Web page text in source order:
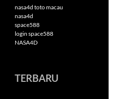
nasa4d toto macau
nasa4d
space588
login space588
NASA4D
TERBARU